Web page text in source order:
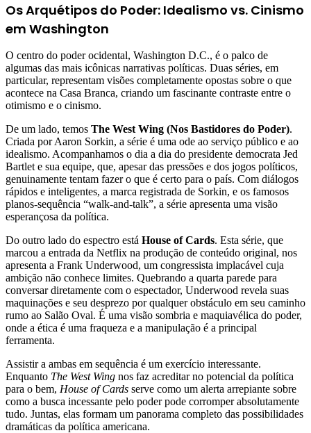
Os Arquétipos do Poder: Idealismo vs. Cinismo
em Washington
O centro do poder ocidental, Washington D.C., é o palco de
algumas das mais icônicas narrativas políticas. Duas séries, em
particular, representam visões completamente opostas sobre o que
acontece na Casa Branca, criando um fascinante contraste entre o
otimismo e o cinismo.
De um lado, temos The West Wing (Nos Bastidores do Poder).
Criada por Aaron Sorkin, a série é uma ode ao serviço público e ao
idealismo. Acompanhamos o dia a dia do presidente democrata Jed
Bartlet e sua equipe, que, apesar das pressões e dos jogos políticos,
genuinamente tentam fazer o que é certo para o país. Com diálogos
rápidos e inteligentes, a marca registrada de Sorkin, e os famosos
planos-sequência “walk-and-talk”, a série apresenta uma visão
esperançosa da política.
Do outro lado do espectro está House of Cards. Esta série, que
marcou a entrada da Netflix na produção de conteúdo original, nos
apresenta a Frank Underwood, um congressista implacável cuja
ambição não conhece limites. Quebrando a quarta parede para
conversar diretamente com o espectador, Underwood revela suas
maquinações e seu desprezo por qualquer obstáculo em seu caminho
rumo ao Salão Oval. É uma visão sombria e maquiavélica do poder,
onde a ética é uma fraqueza e a manipulação é a principal
ferramenta.
Assistir a ambas em sequência é um exercício interessante.
Enquanto The West Wing nos faz acreditar no potencial da política
para o bem, House of Cards serve como um alerta arrepiante sobre
como a busca incessante pelo poder pode corromper absolutamente
tudo. Juntas, elas formam um panorama completo das possibilidades
dramáticas da política americana.